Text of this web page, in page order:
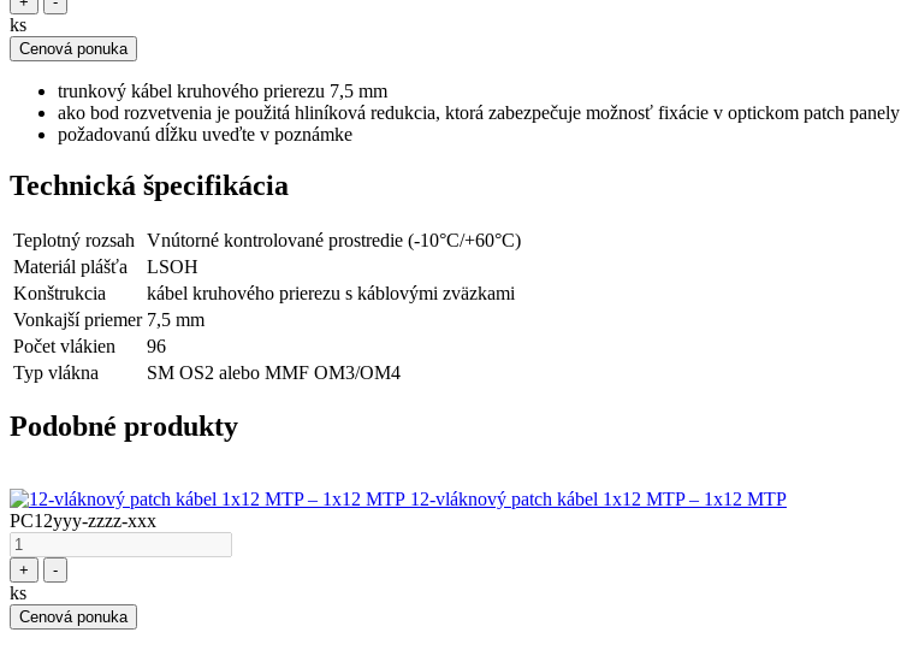
ks
Cenová ponuka
trunkový kábel kruhového prierezu 7,5 mm
ako bod rozvetvenia je použitá hliníková redukcia, ktorá zabezpečuje možnosť fixácie v optickom patch panely
požadovanú dĺžku uveďte v poznámke
Technická špecifikácia
Teplotný rozsah
Vnútorné kontrolované prostredie (-10°C/+60°C)
Materiál plášťa
LSOH
Konštrukcia
kábel kruhového prierezu s káblovými zväzkami
Vonkajší priemer 7,5 mm
Počet vlákien
96
Typ vlákna
SM OS2 alebo MMF OM3/OM4
Podobné produkty
12-vláknový patch kábel 1x12 MTP – 1x12 MTP
PC12yyy-zzzz-xxx
+ -
ks
Cenová ponuka